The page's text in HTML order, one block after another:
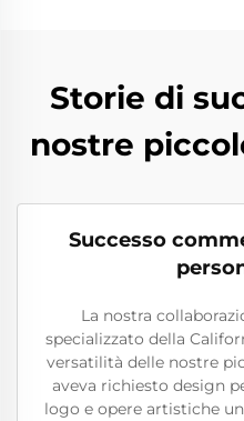
Storie di
nostre
Successo
La nostra
specializzato della
versatilità delle nostre
aveva richiesto design
logo e opere artistiche